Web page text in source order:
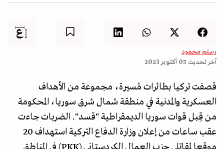
رستم محمود
آخر تحديث 05 أكتوبر 2023
قصفت تركيا بطائرات مُسيرة، مجموعة من الأهداف
العسكرية والمدنية في منطقة شمال شرق سوريا، المحكومة
من قِبل قوات سوريا الديمقراطية "قسد". الضربات جاءت
عقب ساعات من إعلان وزارة الدفاع التركية استهداف 20